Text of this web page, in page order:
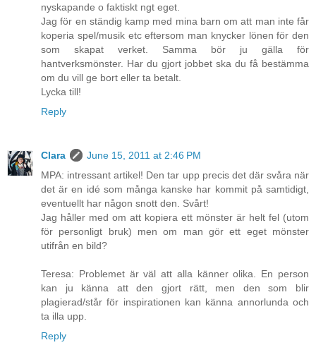
nyskapande o faktiskt ngt eget.
Jag för en ständig kamp med mina barn om att man inte får
koperia spel/musik etc eftersom man knycker lönen för den
som skapat verket. Samma bör ju gälla för
hantverksmönster. Har du gjort jobbet ska du få bestämma
om du vill ge bort eller ta betalt.
Lycka till!
Reply
Clara
June 15, 2011 at 2:46 PM
MPA: intressant artikel! Den tar upp precis det där svåra när
det är en idé som många kanske har kommit på samtidigt,
eventuellt har någon snott den. Svårt!
Jag håller med om att kopiera ett mönster är helt fel (utom
för personligt bruk) men om man gör ett eget mönster
utifrån en bild?
Teresa: Problemet är väl att alla känner olika. En person
kan ju känna att den gjort rätt, men den som blir
plagierad/står för inspirationen kan känna annorlunda och
ta illa upp.
Reply